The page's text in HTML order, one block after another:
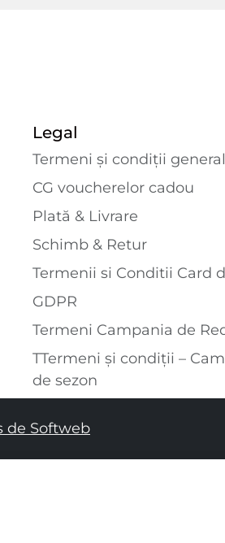
Legal
Termeni și condiții
CG voucherelor cadou
Plată & Livrare
Schimb & Retur
Termenii si Conditii Card
GDPR
Termeni Campania de
TTermeni și condiții –
de sezon
de Softweb